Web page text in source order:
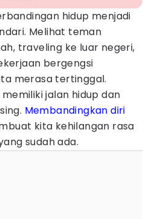
hidup menjadi
Melihat teman
traveling ke luar negeri,
bergengsi
merasa tertinggal.
jalan hidup dan
Membandingkan diri
kita kehilangan rasa
sudah ada.